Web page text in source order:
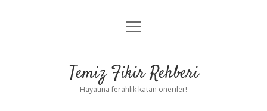
Anasayfa
Yasal Uyarı
menüyü
Temiz Fikir Rehberi
Hayatına ferahlık katan öneriler!